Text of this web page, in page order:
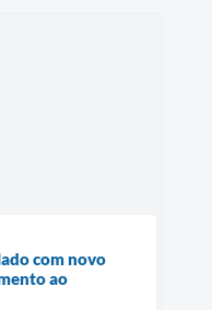
com novo
ao